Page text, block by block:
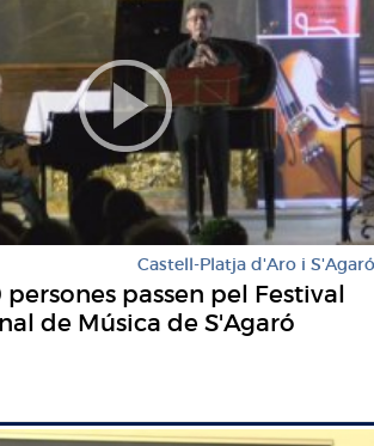
Castell-Platja d'Aro i S'Agaró
persones passen pel Festival
de Música de S'Agaró